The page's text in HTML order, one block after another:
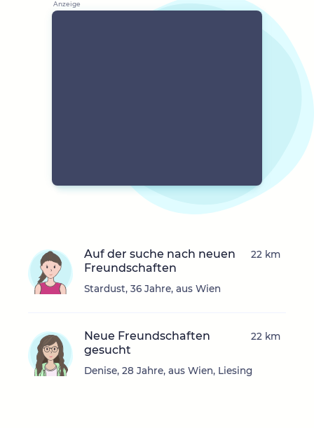
Auf der suche nach neuen
Freundschaften
Stardust, 36 Jahre, aus Wien
22 km
Neue Freundschaften
gesucht
Denise, 28 Jahre, aus Wien, Liesing
22 km